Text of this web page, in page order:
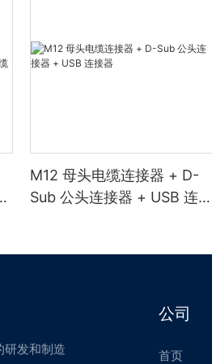
M12 母头电缆连接器 + D-
Sub 公头连接器 + USB 连接
研发和制造
公司
首页